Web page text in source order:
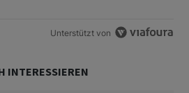
Unterstützt von
INTERESSIEREN